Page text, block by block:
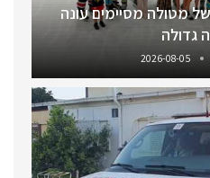
מטולה מסיימים עונה
גדולה
2026-08-05